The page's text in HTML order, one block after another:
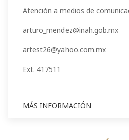
Atención a medios de
arturo_mendez@inah.gob.mx
artest26@yahoo.com.mx
Ext. 417511
MÁS INFORMACIÓN